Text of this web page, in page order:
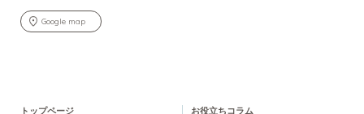
Google map
トップページ お役立ちコラム